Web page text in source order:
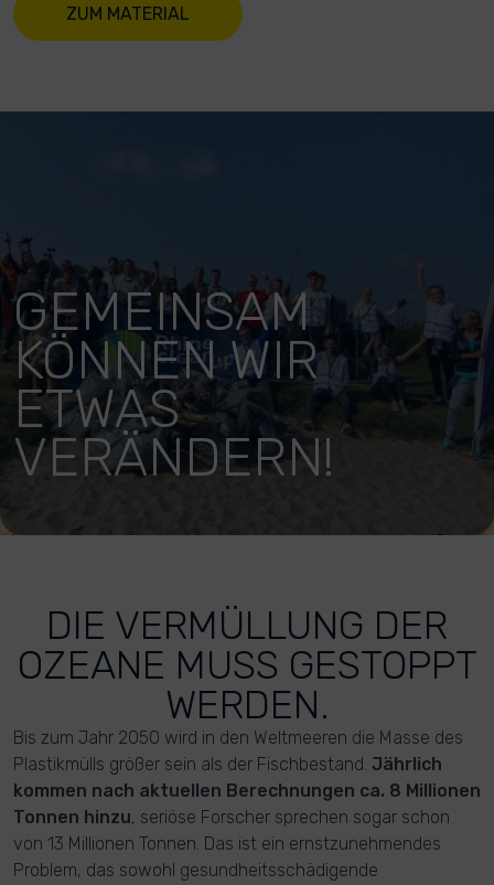
ZUM MATERIAL
GEMEINSAM
KÖNNEN WIR
ETWAS
VERÄNDERN!
DIE VERMÜLLUNG DER
OZEANE MUSS GESTOPPT
WERDEN.
Bis zum Jahr 2050 wird in den Weltmeeren die Masse des
Plastikmülls größer sein als der Fischbestand. Jährlich
kommen nach aktuellen Berechnungen ca. 8 Millionen
Tonnen hinzu, seriöse Forscher sprechen sogar schon
von 13 Millionen Tonnen. Das ist ein ernstzunehmendes
Problem, das sowohl gesundheitsschädigende